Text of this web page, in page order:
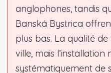
anglophones, tandis
Banská Bystrica
plus bas. La qualité
ville, mais l’installation
systématiquement de